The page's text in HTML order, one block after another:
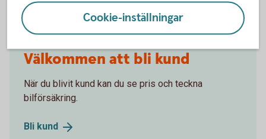
Välkommen att bli kund
När du blivit kund kan du se pris och teckna
bilförsäkring.
Bli kund
Cookie-inställningar